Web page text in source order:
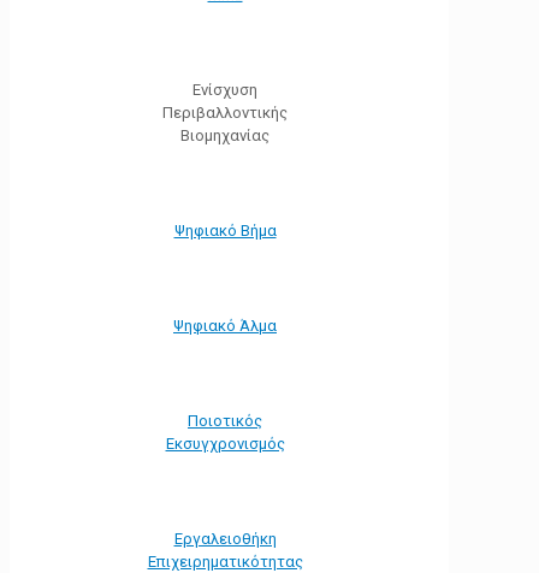
Ενίσχυση
Περιβαλλοντικής
Βιομηχανίας
Ψηφιακό Βήμα
Ψηφιακό Άλμα
Ποιοτικός
Εκσυγχρονισμός
Εργαλειοθήκη
Eπιχειρηματικότητας